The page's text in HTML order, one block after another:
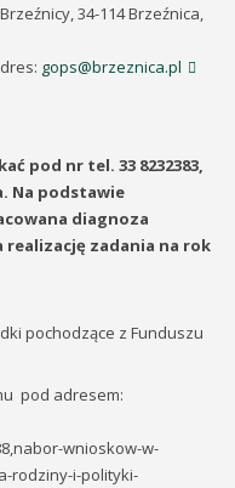
34-114 Brzeźnica,
gops@brzeznica.pl
pod nr tel. 33 8232383,
Na podstawie
diagnoza
zadania na rok
pochodzące z Funduszu
pod adresem:
wnioskow-w-
rodziny-i-polityki-